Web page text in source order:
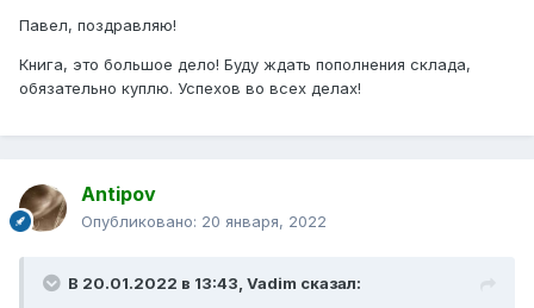
Павел, поздравляю!
Книга, это большое дело! Буду ждать пополнения склада,
обязательно куплю. Успехов во всех делах!
Antipov
Опубликовано: 20 января, 2022
В 20.01.2022 в 13:43, Vadim сказал: